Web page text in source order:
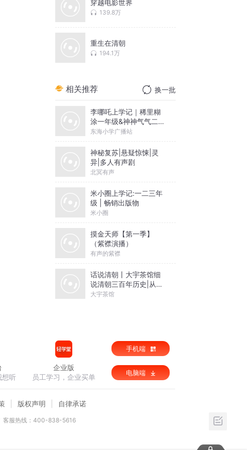
穿越电影世界
139.8万
重生在清朝
194.1万
相关推荐 换一批
李哪吒上学记｜稀里糊
涂一年级&神神气气二年
级
东海小学广播站
神秘复苏|悬疑惊悚|灵
异|多人有声剧
北冥有声
米小圈上学记:一二三年
级 | 畅销出版物
米小圈
摸金天师【第一季】
（紫襟演播）
有声的紫襟
话说清朝丨大宇茶馆细
说清朝三百年历史|从努
尔哈赤到末代皇帝溥仪|
大宇茶馆
想听
企业版
员工学习，企业买单
手机端
电脑端
版权声明 自律承诺
客服热线：400-838-5616